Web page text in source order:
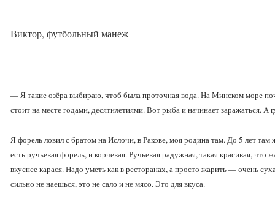
Виктор, футбольный манеж
— Я такие озёра выбираю, чтоб была проточная вода. На Минском море
стоит на месте годами, десятилетиями. Вот рыба и начинает заражаться.
Я форель ловил с братом на Ислочи, в Ракове, моя родина там. До 5 лет
есть ручьевая форель, и корчевая. Ручьевая радужная, такая красивая,
вкуснее карася. Надо уметь как в ресторанах, а просто жарить — очень
сильно не наешься, это не сало и не мясо. Это для вкуса.